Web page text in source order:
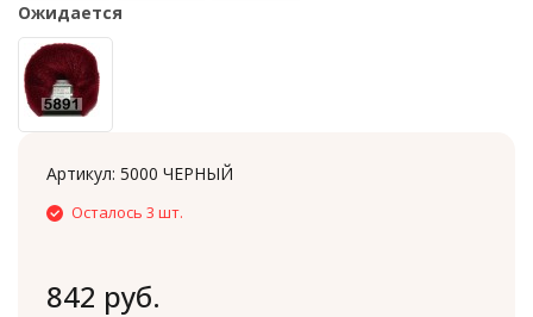
Ожидается
Артикул: 5000 ЧЕРНЫЙ
Осталось 3 шт.
842 руб.